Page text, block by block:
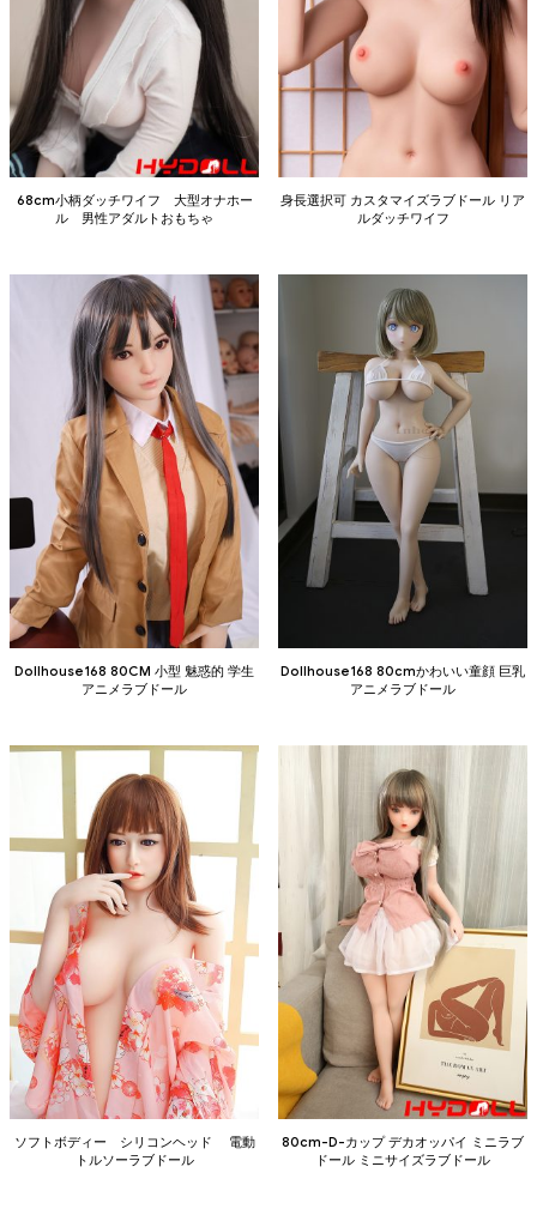
68cm小柄ダッチワイフ 大型オナホー
ル 男性アダルトおもちゃ
身長選択可 カスタマイズラブドール リア
ルダッチワイフ
Dollhouse168 80CM 小型 魅惑的 学生
アニメラブドール
Dollhouse168 80cmかわいい童顔 巨乳
アニメラブドール
ソフトボディー シリコンヘッド 電動
トルソーラブドール
80cm-D-カップ デカオッパイ ミニラブ
ドール ミニサイズラブドール